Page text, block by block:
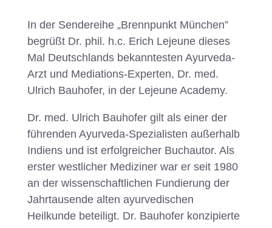
In der Sendereihe „Brennpunkt München”
begrüßt Dr. phil. h.c. Erich Lejeune dieses
Mal Deutschlands bekanntesten Ayurveda-
Arzt und Mediations-Experten, Dr. med.
Ulrich Bauhofer, in der Lejeune Academy.
Dr. med. Ulrich Bauhofer gilt als einer der
führenden Ayurveda-Spezialisten außerhalb
Indiens und ist erfolgreicher Buchautor. Als
erster westlicher Mediziner war er seit 1980
an der wissenschaftlichen Fundierung der
Jahrtausende alten ayurvedischen
Heilkunde beteiligt. Dr. Bauhofer konzipierte